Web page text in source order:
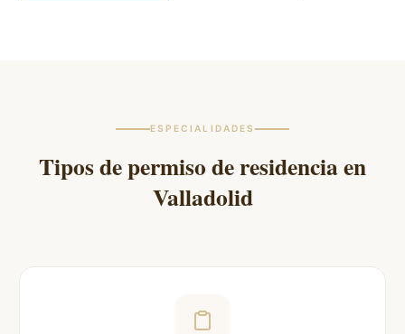
ESPECIALIDADES
Tipos de permiso de residencia en
Valladolid